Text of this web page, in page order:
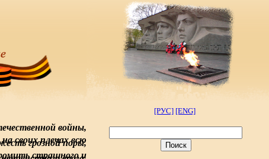
войны,
своих плечах всю
грозной поры,
страшного и
[РУС] [ENG]